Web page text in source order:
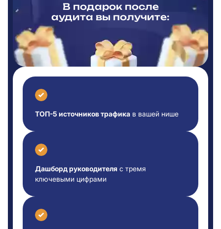
В подарок после
аудита вы получите:
ТОП-5 источников трафика в вашей нише
Дашборд руководителя с тремя
ключевыми цифрами